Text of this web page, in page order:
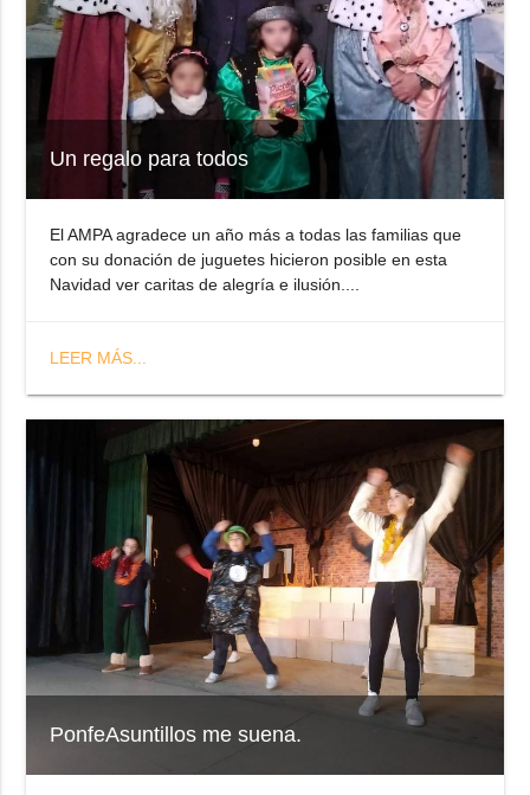
Un regalo para todos
El AMPA agradece un año más a todas las familias que
con su donación de juguetes hicieron posible en esta
Navidad ver caritas de alegría e ilusión....
LEER MÁS...
PonfeAsuntillos me suena.